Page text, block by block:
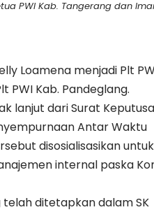
PWI Kab. Tangerang dan
Loamena menjadi Plt
PWI Kab. Pandeglang.
lanjut dari Surat
Antar Waktu
disosialisasikan untuk
internal paska
ditetapkan dalam SK